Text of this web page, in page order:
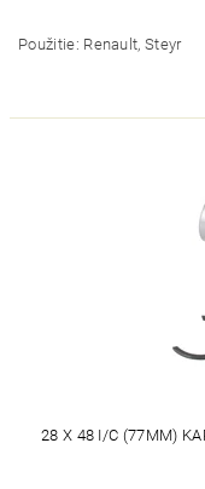
Použitie: Renault, Steyr
28 X 48 I/C (77MM)